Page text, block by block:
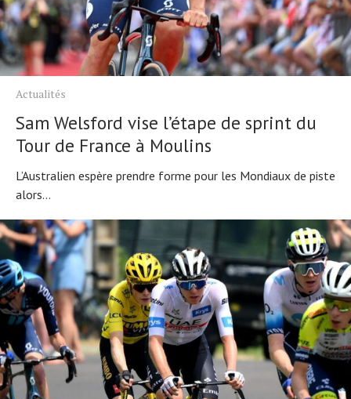
Actualités
Sam Welsford vise l’étape de sprint du
Tour de France à Moulins
L’Australien espère prendre forme pour les Mondiaux de piste
alors...